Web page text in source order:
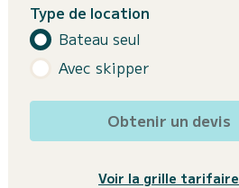
Type de location
Bateau seul
Avec skipper
Obtenir un devis
Voir la grille tarifaire